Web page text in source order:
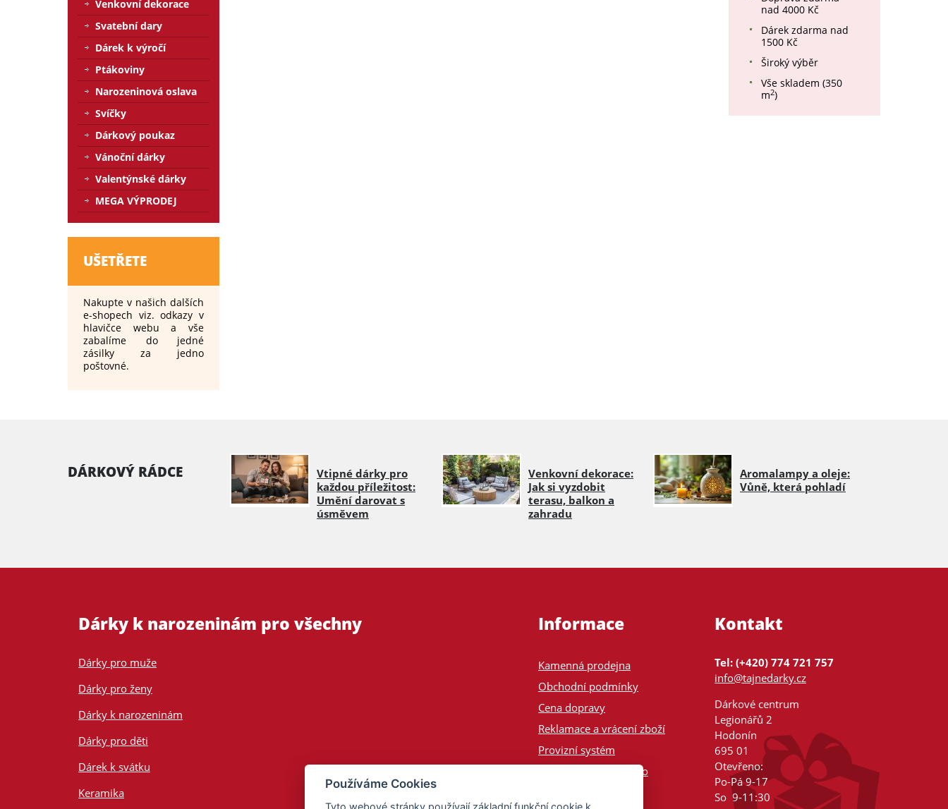
nad 4000 Kč
Dárek zdarma nad
1500 Kč
Široký výběr
Vše skladem (350
m2)
Venkovní dekorace
Svatební dary
Dárek k výročí
Ptákoviny
Narozeninová oslava
Svíčky
Dárkový poukaz
Vánoční dárky
Valentýnské dárky
MEGA VÝPRODEJ
UŠETŘETE
Nakupte v našich dalších
e-shopech viz. odkazy v
hlavičce webu a vše
zabalíme do jedné
zásilky za jedno
poštovné.
DÁRKOVÝ RÁDCE
Vtipné dárky pro
každou příležitost:
Umění darovat s
úsměvem
Venkovní dekorace:
Jak si vyzdobit
terasu, balkon a
zahradu
Aromalampy a oleje:
Vůně, která pohladí
Dárky k narozeninám pro všechny
Dárky pro muže
Dárky pro ženy
Dárky k narozeninám
Dárky pro děti
Dárek k svátku
Keramika
Informace
Kamenná prodejna
Obchodní podmínky
Cena dopravy
Reklamace a vrácení zboží
Provizní systém
Odeslání na Slovensko
Kontakt
Tel: (+420) 774 721 757
info@tajnedarky.cz
Dárkové centrum
Legionářů 2
Hodonín
695 01
Otevřeno:
Po-Pá 9-17
So 9-11:30
Používáme Cookies
Tyto webové stránky používají základní funkční cookie k